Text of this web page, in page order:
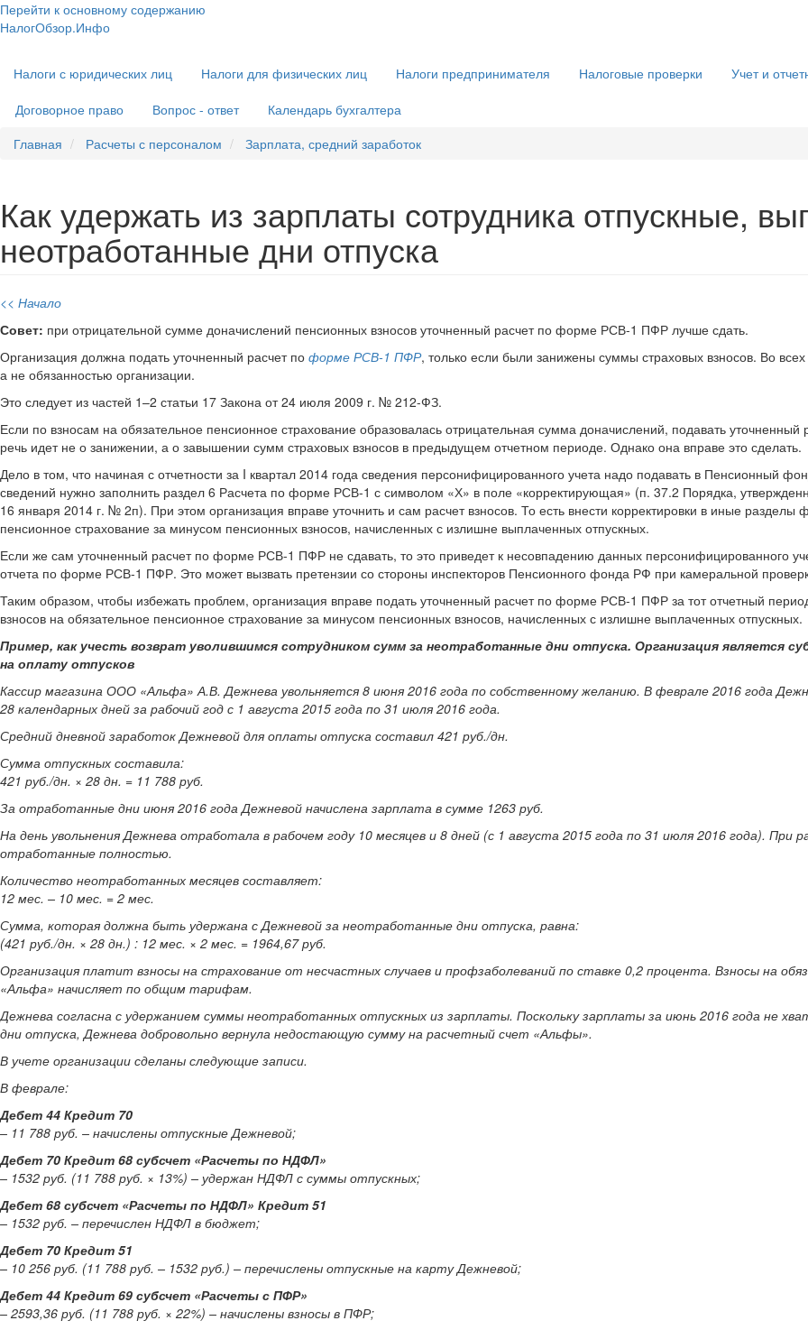
Перейти к основному содержанию
НалогОбзор.Инфо
навигация
Налоги с юридических лиц Налоги для физических лиц Налоги предпринимателя Налоговые проверки Учет и
Договорное право
Вопрос - ответ
Календарь бухгалтера
Главная
Расчеты с персоналом Зарплата, средний заработок
Как удержать из зарплаты сотрудника отпускные,
неотработанные дни отпуска
<< Начало
Совет: при отрицательной сумме доначислений пенсионных взносов уточненный расчет по форме РСВ-1 ПФР лучше сдать.
Организация должна подать уточненный расчет по форме РСВ-1 ПФР, только если были занижены суммы страховых взносов. Во
а не обязанностью организации.
Это следует из частей 1–2 статьи 17 Закона от 24 июля 2009 г. № 212-ФЗ.
Если по взносам на обязательное пенсионное страхование образовалась отрицательная сумма доначислений, подавать уточненный
речь идет не о занижении, а о завышении сумм страховых взносов в предыдущем отчетном периоде. Однако она вправе это сделать.
Дело в том, что начиная с отчетности за I квартал 2014 года сведения персонифицированного учета надо подавать в Пенсионный
сведений нужно заполнить раздел 6 Расчета по форме РСВ-1 с символом «Х» в поле «корректирующая» (п. 37.2 Порядка,
16 января 2014 г. № 2п). При этом организация вправе уточнить и сам расчет взносов. То есть внести корректировки в иные
пенсионное страхование за минусом пенсионных взносов, начисленных с излишне выплаченных отпускных.
Если же сам уточненный расчет по форме РСВ-1 ПФР не сдавать, то это приведет к несовпадению данных персонифицированного
отчета по форме РСВ-1 ПФР. Это может вызвать претензии со стороны инспекторов Пенсионного фонда РФ при камеральной
Таким образом, чтобы избежать проблем, организация вправе подать уточненный расчет по форме РСВ-1 ПФР за тот отчетный
взносов на обязательное пенсионное страхование за минусом пенсионных взносов, начисленных с излишне выплаченных отпускных.
Пример, как учесть возврат уволившимся сотрудником сумм за неотработанные дни отпуска. Организация является
на оплату отпусков
Кассир магазина ООО «Альфа» А.В. Дежнева увольняется 8 июня 2016 года по собственному желанию. В феврале 2016 года
28 календарных дней за рабочий год с 1 августа 2015 года по 31 июля 2016 года.
Средний дневной заработок Дежневой для оплаты отпуска составил 421 руб./дн.
Сумма отпускных составила:
421 руб./дн. × 28 дн. = 11 788 руб.
За отработанные дни июня 2016 года Дежневой начислена зарплата в сумме 1263 руб.
На день увольнения Дежнева отработала в рабочем году 10 месяцев и 8 дней (с 1 августа 2015 года по 31 июля 2016 года).
отработанные полностью.
Количество неотработанных месяцев составляет:
12 мес. – 10 мес. = 2 мес.
Сумма, которая должна быть удержана с Дежневой за неотработанные дни отпуска, равна:
(421 руб./дн. × 28 дн.) : 12 мес. × 2 мес. = 1964,67 руб.
Организация платит взносы на страхование от несчастных случаев и профзаболеваний по ставке 0,2 процента. Взносы на
«Альфа» начисляет по общим тарифам.
Дежнева согласна с удержанием суммы неотработанных отпускных из зарплаты. Поскольку зарплаты за июнь 2016 года не
дни отпуска, Дежнева добровольно вернула недостающую сумму на расчетный счет «Альфы».
В учете организации сделаны следующие записи.
В феврале:
Дебет 44 Кредит 70
– 11 788 руб. – начислены отпускные Дежневой;
Дебет 70 Кредит 68 субсчет «Расчеты по НДФЛ»
– 1532 руб. (11 788 руб. × 13%) – удержан НДФЛ с суммы отпускных;
Дебет 68 субсчет «Расчеты по НДФЛ» Кредит 51
– 1532 руб. – перечислен НДФЛ в бюджет;
Дебет 70 Кредит 51
– 10 256 руб. (11 788 руб. – 1532 руб.) – перечислены отпускные на карту Дежневой;
Дебет 44 Кредит 69 субсчет «Расчеты с ПФР»
– 2593,36 руб. (11 788 руб. × 22%) – начислены взносы в ПФР;